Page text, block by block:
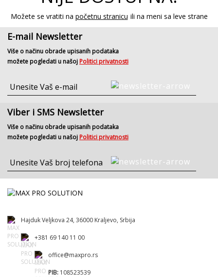
Možete se vratiti na početnu stranicu ili na meni sa leve strane
E-mail Newsletter
Više o načinu obrade upisanih podataka
možete pogledati u našoj Politici privatnosti
Viber i SMS Newsletter
Više o načinu obrade upisanih podataka
možete pogledati u našoj Politici privatnosti
Hajduk Veljkova 24, 36000 Kraljevo, Srbija
+381 69 140 11 00
office@maxpro.rs
PIB: 108523539